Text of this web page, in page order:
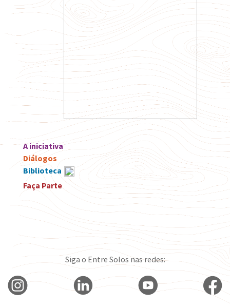
A iniciativa
Diálogos
Biblioteca
Faça Parte
Siga o Entre Solos nas redes: